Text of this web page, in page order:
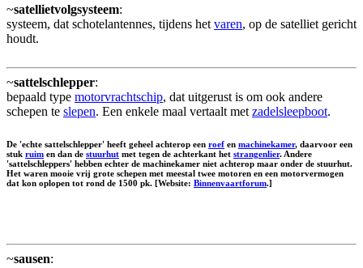
~satellietvolgsysteem:
systeem, dat schotelantennes, tijdens het varen, op de satelliet gericht
houdt.
~sattelschlepper:
bepaald type motorvrachtschip, dat uitgerust is om ook andere
schepen te slepen. Een enkele maal vertaalt met zadelsleepboot.
De 'echte sattelschlepper' heeft geheel achterop een roef en machinekamer, daarvoor een
stuk ruim en dan de stuurhut met tegen de achterkant het strangenlier. Andere
'sattelschleppers' hebben echter de machinekamer niet achterop maar onder de stuurhut.
Het waren mooie vrij grote schepen met meestal twee motoren en een motorvermogen
dat kon oplopen tot rond de 1500 pk. [Website: Binnenvaartforum.]
~sausen: